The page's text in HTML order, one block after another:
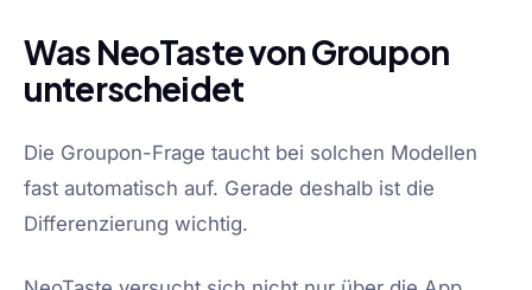
Was NeoTaste von Groupon
unterscheidet
Die Groupon-Frage taucht bei solchen Modellen
fast automatisch auf. Gerade deshalb ist die
Differenzierung wichtig.